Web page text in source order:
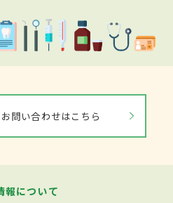
問い合わせはこちら
報について